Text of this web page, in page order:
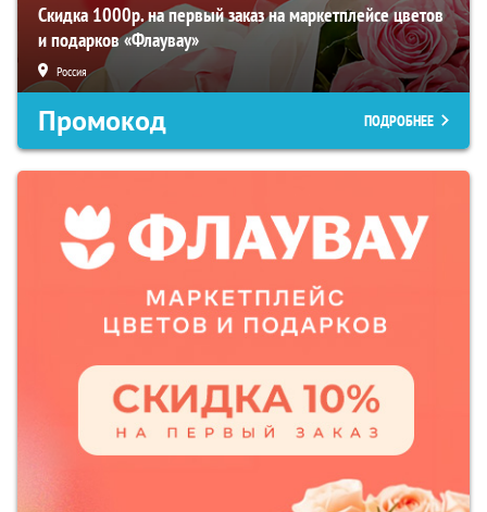
Скидка 1000р. на первый заказ на маркетплейсе цветов
и подарков «Флаувау»
Россия
Промокод ПОДРОБНЕЕ